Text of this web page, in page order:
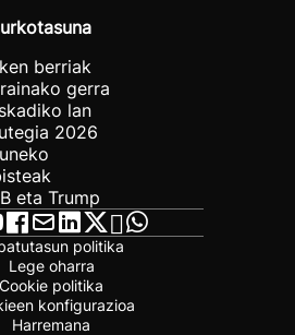
berriak
gerra
lan
2026
eta Trump
politika
Lege oharra
Cookie politika
konfigurazioa
Harremana